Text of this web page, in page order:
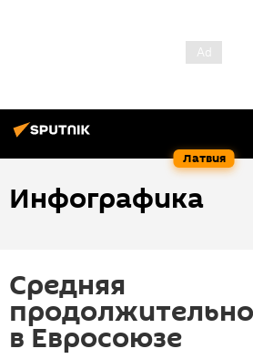
Латвия
Инфографика
Средняя
в Евросоюзе